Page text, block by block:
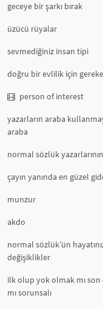
geceye bir şarkı bırak
üzücü rüyalar
sevmediğiniz insan tipi
doğru bir evlilik için
person of interest
yazarların araba
araba
normal sözlük
çayın yanında en güzel
munzur
akdo
normal sözlük’ün
değişiklikler
ilk olup yok olmak mı
mı sorunsalı